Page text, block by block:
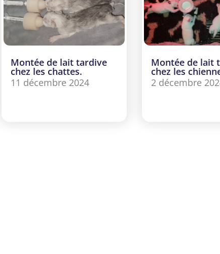
Montée de lait tardive
chez les chattes.
11 décembre 2024
Montée de lait
chez les
2 décembre